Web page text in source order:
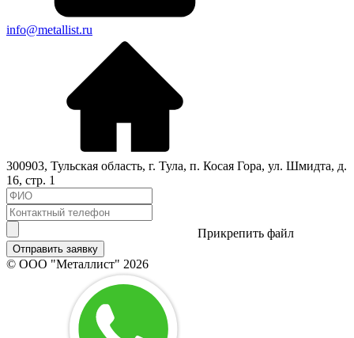
info@metallist.ru
300903, Тульская область, г. Тула, п. Косая Гора, ул. Шмидта, д.
16, стр. 1
Прикрепить файл
Отправить заявку
© ООО "Металлист" 2026